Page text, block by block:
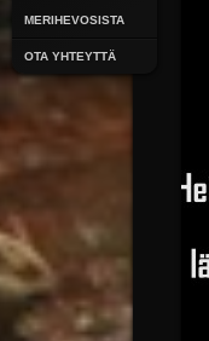
MERIHEVOSISTA
OTA YHTEYTTÄ